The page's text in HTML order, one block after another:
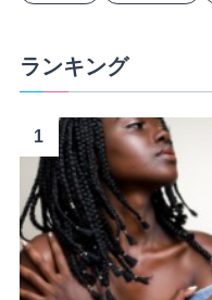
ランキング
1